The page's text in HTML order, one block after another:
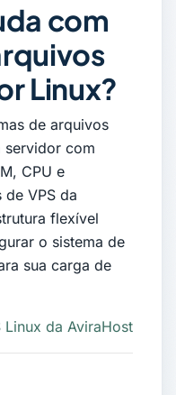
com
Linux?
de arquivos
servidor com
CPU e
de VPS da
flexível
o sistema de
sua carga de
Linux da AviraHost